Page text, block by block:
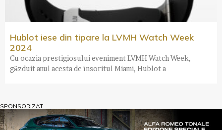
Hublot iese din tipare la LVMH Watch Week
2024
Cu ocazia prestigiosului eveniment LVMH Watch Week,
găzduit anul acesta de însoritul Miami, Hublot a
SPONSORIZAT